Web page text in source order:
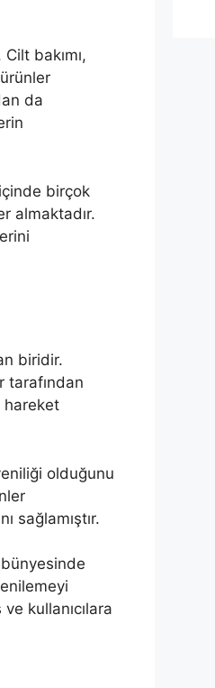
bakımı,
da
birçok
almaktadır.
biridir.
tarafından
hareket
olduğunu
sağlamıştır.
bünyesinde
kullanıcılara